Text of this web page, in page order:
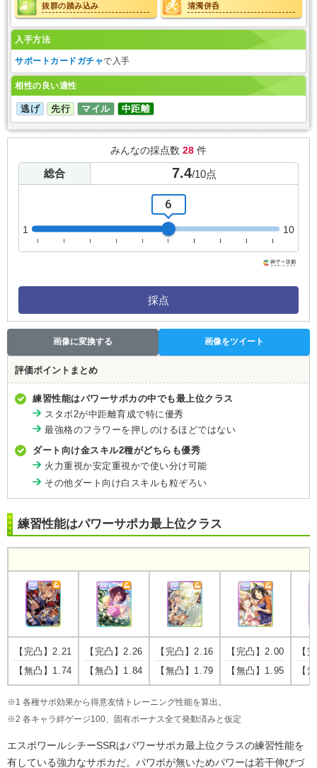
抜群の踏み込み 清濁併呑
入手方法
サポートカードガチャで入手
相性の良い適性
逃げ 先行 マイル 中距離
みんなの採点数 28 件
総合 7.4/10点
1
6
10
採点
画像に変換する 画像をツイート
評価ポイントまとめ
練習性能はパワーサポカの中でも最上位クラス
スタボ2が中距離育成で特に優秀
最強格のフラワーを押しのけるほどではない
ダート向け金スキル2種がどちらも優秀
火力重視か安定重視かで使い分け可能
その他ダート向け白スキルも粒ぞろい
練習性能はパワーサポカ最上位クラス
【完凸】2.21
【無凸】1.74
【完凸】2.26
【無凸】1.84
【完凸】2.16
【無凸】1.79
【完凸】2.00
【無凸】1.95
【
【
※1 各種サポ効果から得意友情トレーニング性能を算出。
※2 各キャラ絆ゲージ100、固有ボーナス全て発動済みと仮定
エスポワールシチーSSRはパワーサポカ最上位クラスの練習性能を
有している強力なサポカだ。パワボが無いためパワーは若干伸びづ